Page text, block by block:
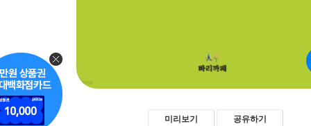
미리보기 공유하기